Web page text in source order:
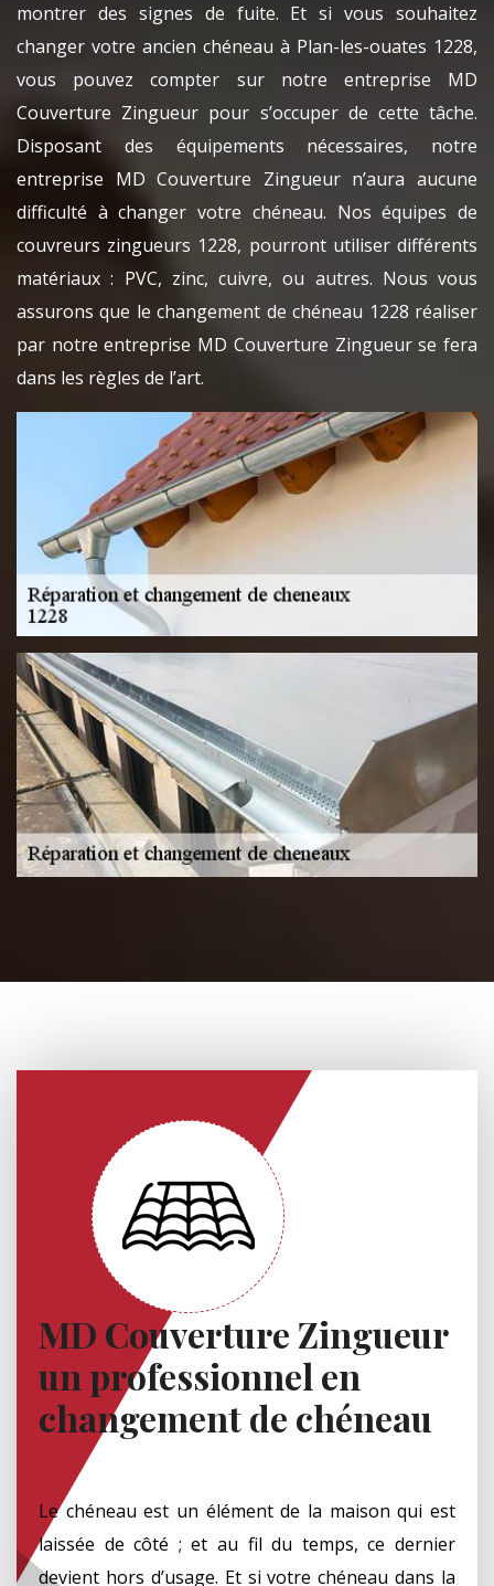
montrer des signes de fuite. Et si vous souhaitez
changer votre ancien chéneau à Plan-les-ouates 1228,
vous pouvez compter sur notre entreprise MD
Couverture Zingueur pour s’occuper de cette tâche.
Disposant des équipements nécessaires, notre
entreprise MD Couverture Zingueur n’aura aucune
difficulté à changer votre chéneau. Nos équipes de
couvreurs zingueurs 1228, pourront utiliser différents
matériaux : PVC, zinc, cuivre, ou autres. Nous vous
assurons que le changement de chéneau 1228 réaliser
par notre entreprise MD Couverture Zingueur se fera
dans les règles de l’art.
MD Couverture Zingueur
un professionnel en
changement de chéneau
Le chéneau est un élément de la maison qui est
laissée de côté ; et au fil du temps, ce dernier
devient hors d’usage. Et si votre chéneau dans la